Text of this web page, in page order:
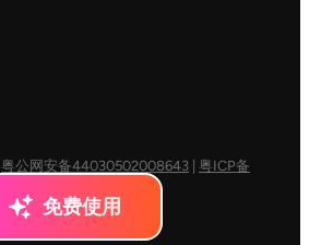
粤公网安备44030502008643 粤ICP备
免费使用